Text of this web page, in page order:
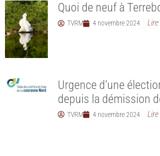
Quoi de neuf à
TVRM 4 novembre 2024
Urgence d’une
depuis la démission
TVRM 4 novembre 2024